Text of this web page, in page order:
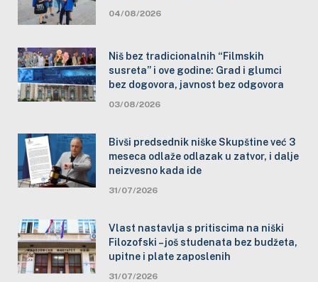
04/08/2026
Niš bez tradicionalnih “Filmskih
susreta” i ove godine: Grad i glumci
bez dogovora, javnost bez odgovora
03/08/2026
Bivši predsednik niške Skupštine već 3
meseca odlaže odlazak u zatvor, i dalje
neizvesno kada ide
31/07/2026
Vlast nastavlja s pritiscima na niški
Filozofski – još studenata bez budžeta,
upitne i plate zaposlenih
31/07/2026